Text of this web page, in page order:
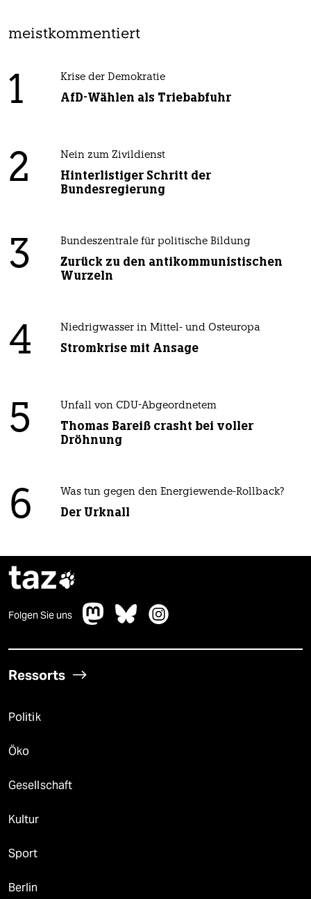
meistkommentiert
1 Krise der Demokratie
AfD-Wählen als Triebabfuhr
2 Nein zum Zivildienst
Hinterlistiger Schritt der
Bundesregierung
3 Bundeszentrale für politische Bildung
Zurück zu den antikommunistischen
Wurzeln
4 Niedrigwasser in Mittel- und Osteuropa
Stromkrise mit Ansage
5 Unfall von CDU-Abgeordnetem
Thomas Bareiß crasht bei voller
Dröhnung
6 Was tun gegen den Energiewende-Rollback?
Der Urknall
taz
Folgen Sie uns
Ressorts
Politik
Öko
Gesellschaft
Kultur
Sport
Berlin